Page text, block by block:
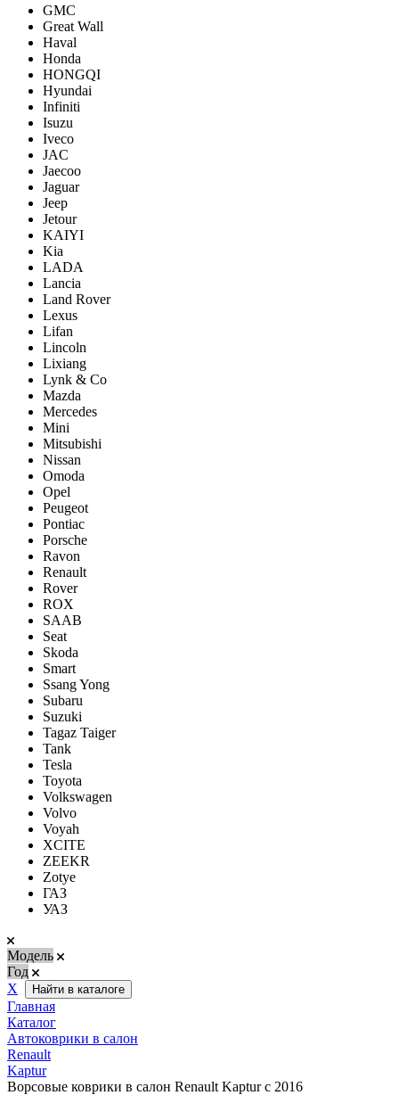
GMC
Great Wall
Haval
Honda
HONGQI
Hyundai
Infiniti
Isuzu
Iveco
JAC
Jaecoo
Jaguar
Jeep
Jetour
KAIYI
Kia
LADA
Lancia
Land Rover
Lexus
Lifan
Lincoln
Lixiang
Lynk & Co
Mazda
Mercedes
Mini
Mitsubishi
Nissan
Omoda
Opel
Peugeot
Pontiac
Porsсhe
Ravon
Renault
Rover
ROX
SAAB
Seat
Skoda
Smart
Ssang Yong
Subaru
Suzuki
Tagaz Taiger
Tank
Tesla
Toyota
Volkswagen
Volvo
Voyah
XCITE
ZEEKR
Zotye
ГАЗ
УАЗ
Модель
Год
Х
Найти в каталоге
Главная
Каталог
Автоковрики в салон
Renault
Kaptur
Ворсовые коврики в салон Renault Kaptur с 2016